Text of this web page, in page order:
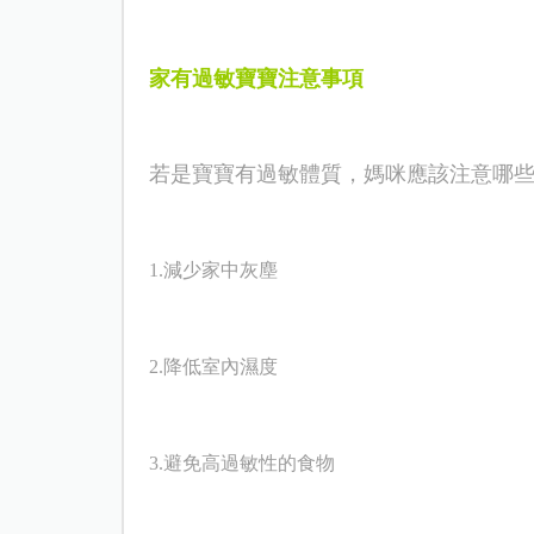
家有過敏寶寶注意事項
若是寶寶有過敏體質，媽咪應該注意哪
1.減少家中灰塵
2.降低室內濕度
3.避免高過敏性的食物